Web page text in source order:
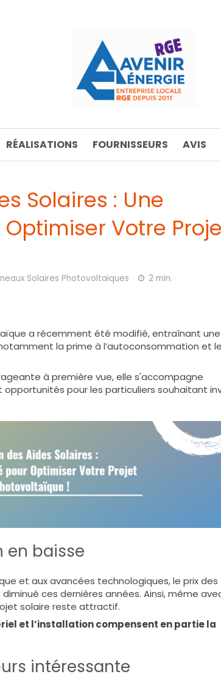
RÉALISATIONS FOURNISSEURS AVIS
Solaires : Une
Votre
Solaires Photovoltaïques 2 min.
a récemment été modifié, entraînant une
la prime à l’autoconsommation et
à première vue, elle s'accompagne
pour les particuliers souhaitant
en baisse
et aux avancées technologiques, le prix des
ces dernières années. Ainsi, même
solaire reste attractif.
et l’installation compensent en partie la
intéressante